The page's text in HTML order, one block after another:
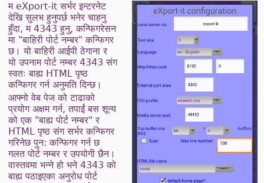
म eXport-it सर्भर इन्टरनेट
देखि सुलभ हुनुपर्छ भनेर चाहनु
हुँदा, म 4343 हुनु, कन्फिगरेसन
मा "बाहिरी पोर्ट नम्बर" कन्फिगर
छ। यो बाहिरी आईपी ठेगाना र
यो उपनाम पोर्ट नम्बर 4343 संग
स्वतः बाह्य HTML पृष्ठ
कन्फिगर गर्न अनुमति दिन्छ।
आफ्नो वेब पेज को टाढाको
प्रयोग अक्षम गर्न, तपाईं बस शून्य
को एक "बाह्य पोर्ट नम्बर" र
HTML पृष्ठ संग सर्भर कन्फिगर
गरिनेछ पुन: कन्फिगर गर्न छ
गलत पोर्ट नम्बर र उपयोगी छैन।
वास्तवमा भन्ने हो भने 4343 को
बाह्य पठाइएका अनुरोध पोर्ट